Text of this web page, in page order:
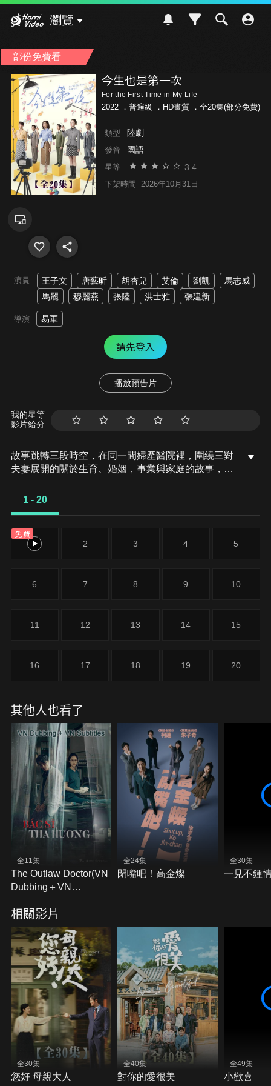
瀏覽
部份免費看
今生也是第一次
For the First Time in My Life
2022 ． 普遍級 ．HD畫質 ．全20集(部分免費)
類型 陸劇
發音 國語
星等 3.4
下架時間 2026年10月31日
演員 王子文 唐藝昕 胡杏兒 艾倫 劉凱
馬志威
馬麗
穆麗燕 張陸 洪士雅 張建新
導演 易軍
請先登入
播放預告片
我的星等
影片給分
故事跳轉三段時空，在同一間婦產醫院裡，圍繞三對
夫妻展開的關於生育、婚姻，事業與家庭的故事，
尋求助手，2008年的陳蘭青、程領先，雖為人父母，
領悟到唯有與自己和解才能到達彼岸。
1 - 20
免費
1 2 3 4 5
6 7 8 9 10
11 12 13 14 15
16 17 18 19 20
其他人也看了
全11集
The Outlaw Doctor(VN
Dubbing＋VN
全24集
閉嘴吧！高金燦
全30集
一見不鍾
相關影片
全30集
您好 母親大人
全40集
對你的愛很美
全49集
小歡喜